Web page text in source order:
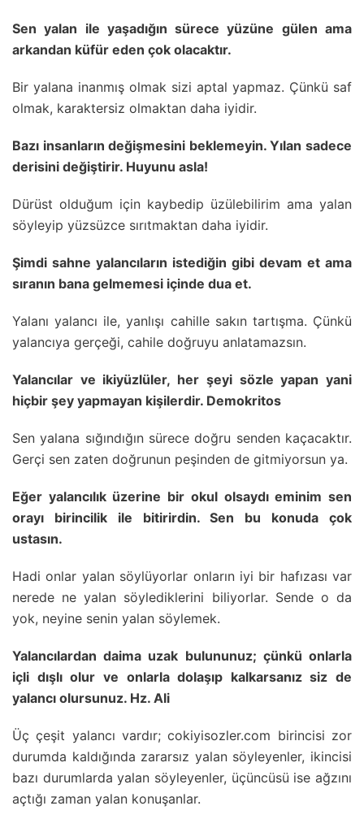
Sen yalan ile yaşadığın sürece yüzüne gülen ama
arkandan küfür eden çok olacaktır.
Bir yalana inanmış olmak sizi aptal yapmaz. Çünkü saf
olmak, karaktersiz olmaktan daha iyidir.
Bazı insanların değişmesini beklemeyin. Yılan sadece
derisini değiştirir. Huyunu asla!
Dürüst olduğum için kaybedip üzülebilirim ama yalan
söyleyip yüzsüzce sırıtmaktan daha iyidir.
Şimdi sahne yalancıların istediğin gibi devam et ama
sıranın bana gelmemesi içinde dua et.
Yalanı yalancı ile, yanlışı cahille sakın tartışma. Çünkü
yalancıya gerçeği, cahile doğruyu anlatamazsın.
Yalancılar ve ikiyüzlüler, her şeyi sözle yapan yani
hiçbir şey yapmayan kişilerdir. Demokritos
Sen yalana sığındığın sürece doğru senden kaçacaktır.
Gerçi sen zaten doğrunun peşinden de gitmiyorsun ya.
Eğer yalancılık üzerine bir okul olsaydı eminim sen
orayı birincilik ile bitirirdin. Sen bu konuda çok
ustasın.
Hadi onlar yalan söylüyorlar onların iyi bir hafızası var
nerede ne yalan söylediklerini biliyorlar. Sende o da
yok, neyine senin yalan söylemek.
Yalancılardan daima uzak bulununuz; çünkü onlarla
içli dışlı olur ve onlarla dolaşıp kalkarsanız siz de
yalancı olursunuz. Hz. Ali
Üç çeşit yalancı vardır; cokiyisozler.com birincisi zor
durumda kaldığında zararsız yalan söyleyenler, ikincisi
bazı durumlarda yalan söyleyenler, üçüncüsü ise ağzını
açtığı zaman yalan konuşanlar.